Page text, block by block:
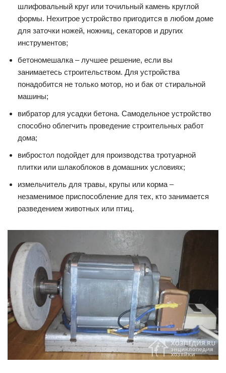
шлифовальный круг или точильный камень круглой
формы. Нехитрое устройство пригодится в любом доме
для заточки ножей, ножниц, секаторов и других
инструментов;
бетономешалка – лучшее решение, если вы
занимаетесь строительством. Для устройства
понадобится не только мотор, но и бак от стиральной
машины;
вибратор для усадки бетона. Самодельное устройство
способно облегчить проведение строительных работ
дома;
вибростол подойдет для производства тротуарной
плитки или шлакоблоков в домашних условиях;
измельчитель для травы, крупы или корма –
незаменимое приспособление для тех, кто занимается
разведением животных или птиц.